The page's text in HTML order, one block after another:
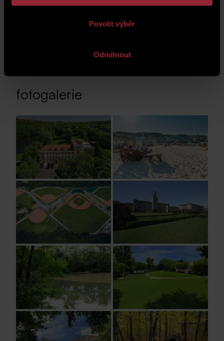
Povolit výběr
Odmítnout
fotogalerie